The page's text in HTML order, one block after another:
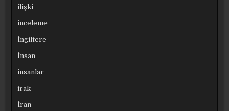
ilişki
inceleme
İngiltere
İnsan
insanlar
irak
İran